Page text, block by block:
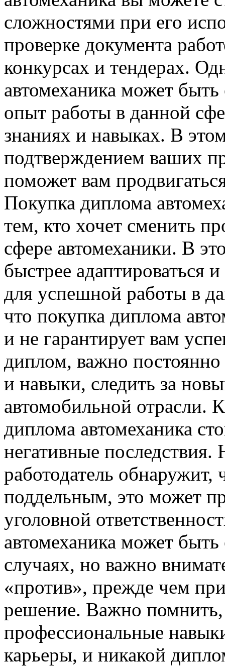
сложностями при его
проверке документа
конкурсах и тендерах.
автомеханика может быть
опыт работы в данной
знаниях и навыках. В
подтверждением ваших
поможет вам
Покупка диплома
тем, кто хочет сменить
сфере автомеханики. В
быстрее адаптироваться
для успешной работы в
что покупка диплома
и не гарантирует вам
диплом, важно постоянно
и навыки, следить за
автомобильной отрасли.
диплома автомеханика
негативные
работодатель обнаружит,
поддельным, это может
уголовной
автомеханика может
случаях, но важно
«против», прежде чем
решение. Важно помнить,
профессиональные
карьеры, и никакой